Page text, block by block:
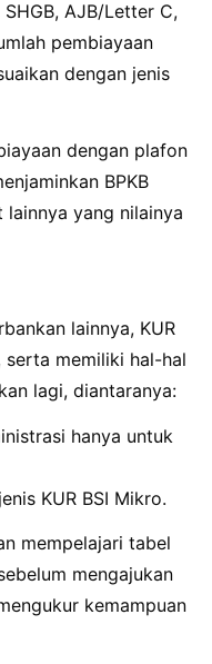
AJB/Letter C,
pembiayaan
dengan jenis
dengan plafon
BPKB
yang nilainya
lainnya, KUR
serta memiliki hal-hal
lagi, diantaranya:
hanya untuk
KUR BSI Mikro.
mempelajari tabel
mengajukan
kemampuan